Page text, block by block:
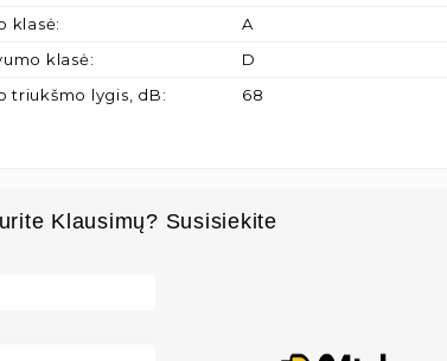
klasė:
A
klasė:
D
triukšmo lygis, dB: 68
Klausimų? Susisiekite